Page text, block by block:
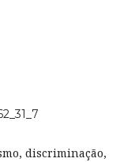
discriminação,